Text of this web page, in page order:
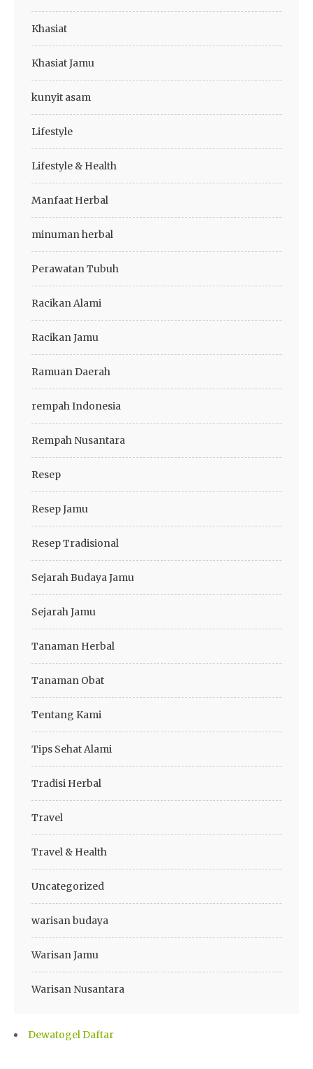
Khasiat
Khasiat Jamu
kunyit asam
Lifestyle
Lifestyle & Health
Manfaat Herbal
minuman herbal
Perawatan Tubuh
Racikan Alami
Racikan Jamu
Ramuan Daerah
rempah Indonesia
Rempah Nusantara
Resep
Resep Jamu
Resep Tradisional
Sejarah Budaya Jamu
Sejarah Jamu
Tanaman Herbal
Tanaman Obat
Tentang Kami
Tips Sehat Alami
Tradisi Herbal
Travel
Travel & Health
Uncategorized
warisan budaya
Warisan Jamu
Warisan Nusantara
Dewatogel Daftar